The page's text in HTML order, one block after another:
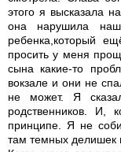
этого я высказала
она нарушила
ребенка,который
просить у меня
сына какие-то
вокзале и они не
не может. Я
родственников. И,
принципе. Я не
там темных делишек